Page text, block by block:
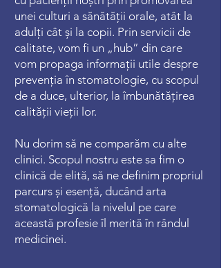
unei culturi a sănătății orale, atât la
adulți cât și la copii. Prin servicii de
calitate, vom fi un „hub” din care
vom propaga informații utile despre
prevenția în stomatologie, cu scopul
de a duce, ulterior, la îmbunătățirea
calității vieții lor.
Nu dorim să ne comparăm cu alte
clinici. Scopul nostru este sa fim o
clinică de elită, să ne definim propriul
parcurs și esență, ducând arta
stomatologică la nivelul pe care
această profesie îl merită în rândul
medicinei.